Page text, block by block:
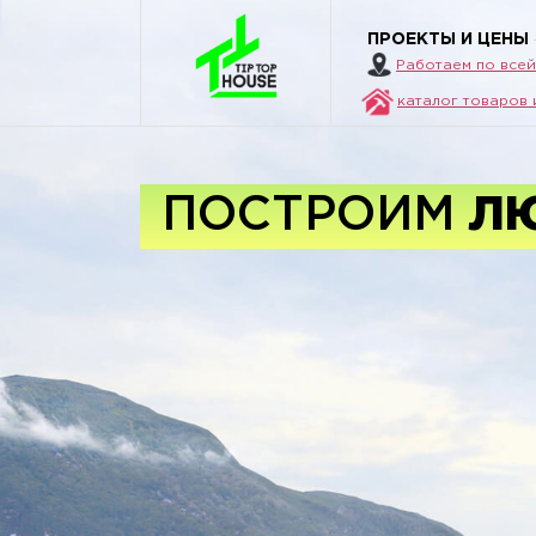
ПРОЕКТЫ И ЦЕНЫ
Работаем по
каталог товаров
ПОСТРОИМ